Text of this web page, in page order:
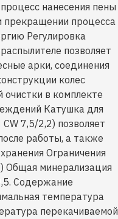
нанесения пены
прекращении процесса
Регулировка
позволяет
арки, соединения
колес
в комплекте
Катушка для
7,5/2,2) позволяет
работы, а также
Ограничения
Общая минерализация
Содержание
температура
перекачиваемой